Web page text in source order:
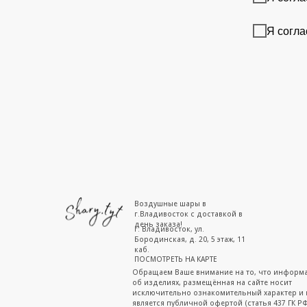
Я
г. Владивосток, ул.
Бородинская, д. 20, 5 этаж, 11
каб.
ПОСМОТРЕТЬ НА КАРТЕ
Воздушные шары в
г.Владивосток с доставкой в
день заказа!
Обращаем Ваше внимание на то, что
об изделиях, размещённая на сайте носит
исключительно ознакомительный характер и
является публичной офертой (статья 437 ГК